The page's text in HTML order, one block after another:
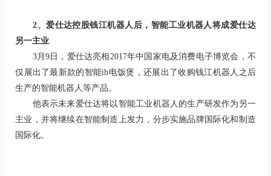
2、爱仕达控股钱江机器人后，智能工业机器人将成爱仕达
另一主业
3月9日，爱仕达亮相2017年中国家电及消费电子博览会，不
仅展出了最新款的智能ih电饭煲，还展出了收购钱江机器人 之后
生产的智能机器人等产品。
他表示未来爱仕达将以智能工业机器人的生产研发作为另一
主业，并将继续在智能制造上发力，分步实施品牌国际化和制造
国际化。